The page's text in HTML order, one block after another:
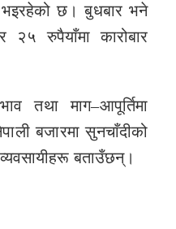
भइरहेको छ। बुधबार भने
२५ रुपैयाँमा कारोबार
तथा माग–आपूर्तिमा
बजारमा सुनचाँदीको
बताउँछन्।